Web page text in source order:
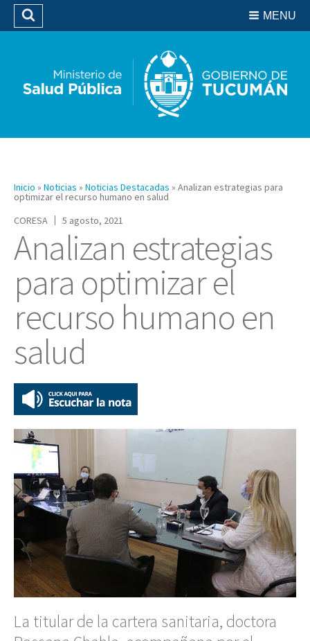
Biblioteca
MENU
Buscar
Inicio » Noticias » Noticias Destacadas » Analizan estrategias para
optimizar el recurso humano en salud
CORESA
5 agosto, 2021
Analizan estrategias
para optimizar el
recurso humano en
salud
La titular de la cartera sanitaria, doctora